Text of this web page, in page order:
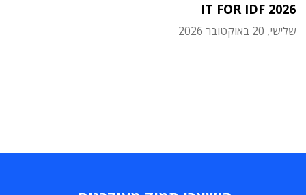
IT FOR IDF 2026
שלישי, 20 באוקטובר 2026